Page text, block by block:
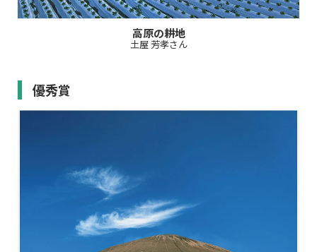
高原の耕地
土屋 芳孝さん
優秀賞